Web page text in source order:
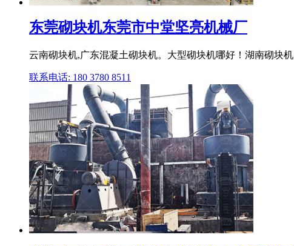
东莞砌块机东莞市中堂坚亮机械厂
云南砌块机,广东混凝土砌块机。大型砌块机哪好！湖南砌块
联系电话: 180 3780 8511